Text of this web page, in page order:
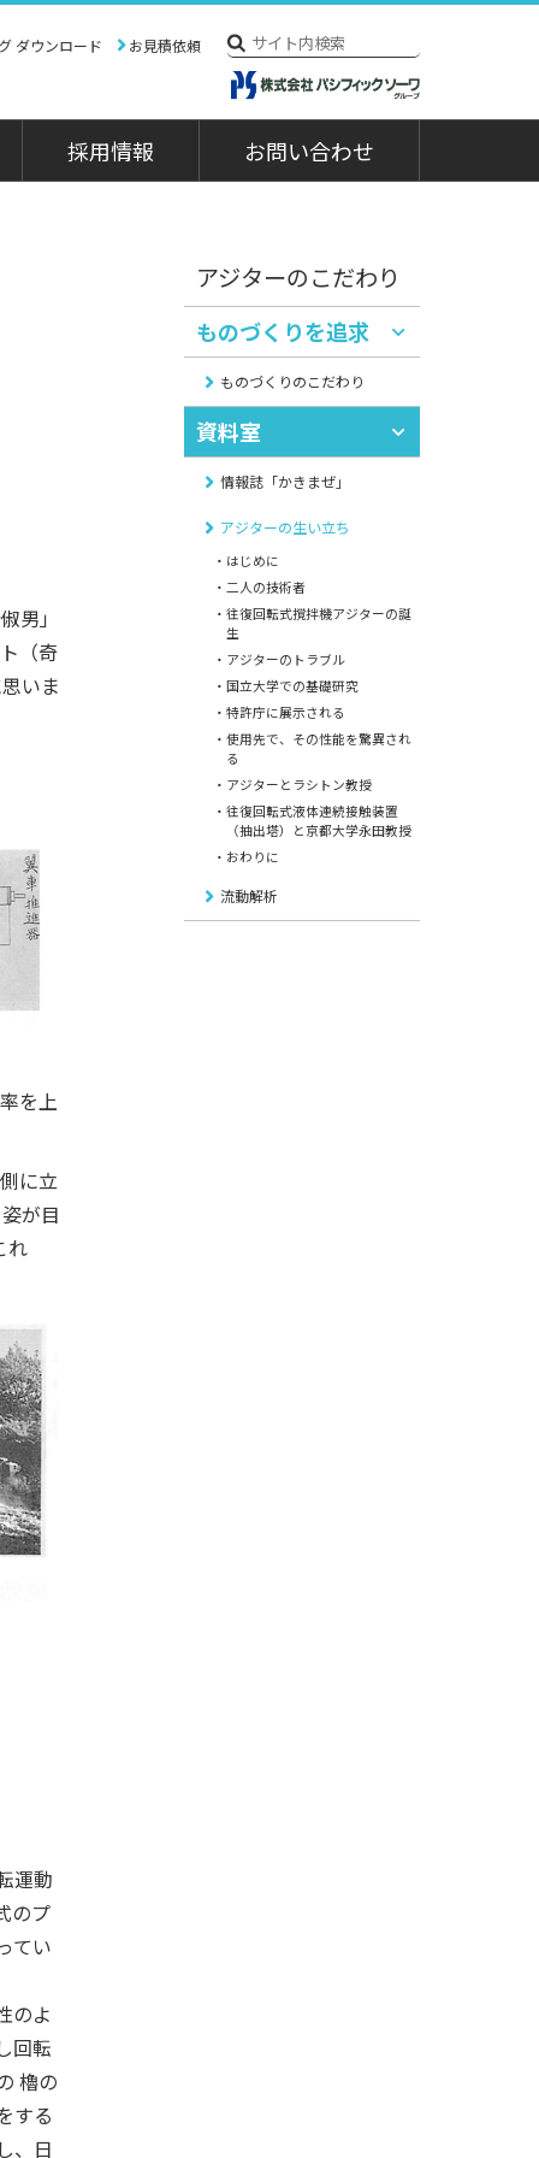
ダウンロード お見積依頼
撹拌槽
往復回転式液体連続抽出塔
納入実績
納入実績
沿革
関連会社
採用情報 お問い合わせ
男」
（奇
いま
を上
に立
が目
れ
運動
のプ
てい
のよ
回転
櫓の
する
、日
アジターのこだわり
ものづくりを追求
ものづくりのこだわり
資料室
情報誌「かきまぜ」
アジターの生い立ち
・はじめに
・二人の技術者
・往復回転式撹拌機アジターの誕
生
・アジターのトラブル
・国立大学での基礎研究
・特許庁に展示される
・使用先で、その性能を驚異され
る
・アジターとラシトン教授
・往復回転式液体連続接触装置
（抽出塔）と京都大学永田教授
・おわりに
流動解析